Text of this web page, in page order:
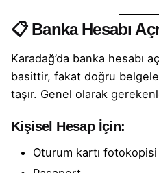
📋 Banka Hesabı
Karadağ’da banka hesabı
basittir, fakat doğru
taşır. Genel olarak
Kişisel Hesap İçin:
Oturum kartı fotokopisi